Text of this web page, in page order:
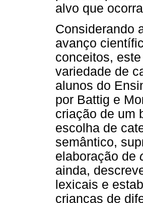
alvo que
Considerando
avanço
conceitos,
variedade de
alunos do
por Battig e
criação de um
escolha de
semântico,
elaboração de
ainda,
lexicais e
crianças de